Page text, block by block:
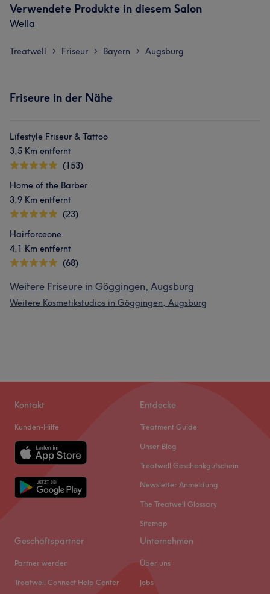
Verwendete Produkte in diesem Salon
Wella
Treatwell > Friseur > Bayern > Augsburg
Friseure in der Nähe
Lifestyle Friseur & Tattoo
3,5 Km entfernt
(153)
Home of the Barber
3,9 Km entfernt
(23)
Hairforceone
4,1 Km entfernt
(68)
Weitere Friseure in Göggingen, Augsburg
Weitere Kosmetikstudios in Göggingen, Augsburg
Kontakt
Kunden-Hilfe
Entdecke
Treatment Guide
Unser Blog
Treatwell Geschenkgutschein
Newsletter Anmeldung
The Treatwell Glossary
Sitemap
Geschäftspartner
Partner werden
Treatwell Connect Help Center
Unternehmen
Über uns
Jobs